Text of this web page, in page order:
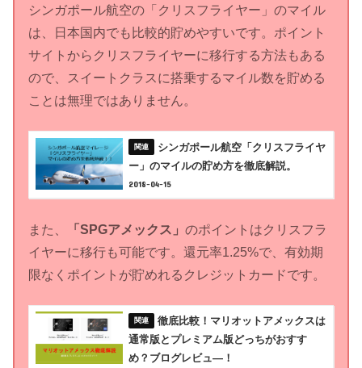
シンガポール航空の「クリスフライヤー」のマイル
は、日本国内でも比較的貯めやすいです。ポイント
サイトからクリスフライヤーに移行する方法もある
ので、スイートクラスに搭乗するマイル数を貯める
ことは無理ではありません。
シンガポール航空「クリスフライヤ
ー」のマイルの貯め方を徹底解説。
2018-04-15
また、 「SPGアメックス」のポイントはクリスフラ
イヤーに移行も可能です。還元率1.25%で、有効期
限なくポイントが貯めれるクレジットカードです。
徹底比較！マリオットアメックスは
通常版とプレミアム版どっちがおすす
め？ブログレビュ―！